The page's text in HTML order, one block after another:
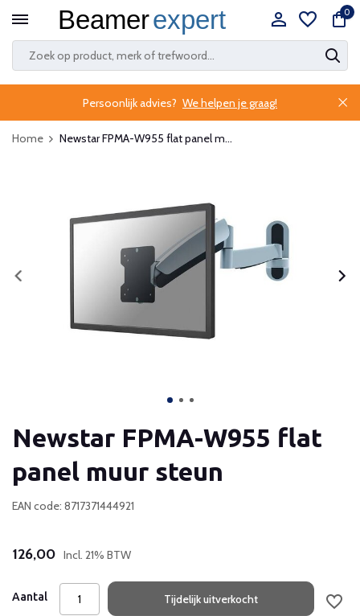
0
Persoonlijk advies? We helpen je graag!
Home Newstar FPMA-W955 flat panel m...
Newstar FPMA-W955 flat
panel muur steun
EAN code: 8717371444921
126,00 Incl. 21% BTW
Aantal Tijdelijk uitverkocht